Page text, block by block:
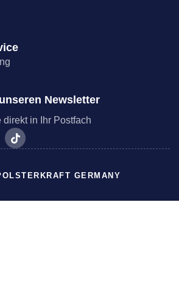
Newsletter
in Ihr Postfach
GERMANY